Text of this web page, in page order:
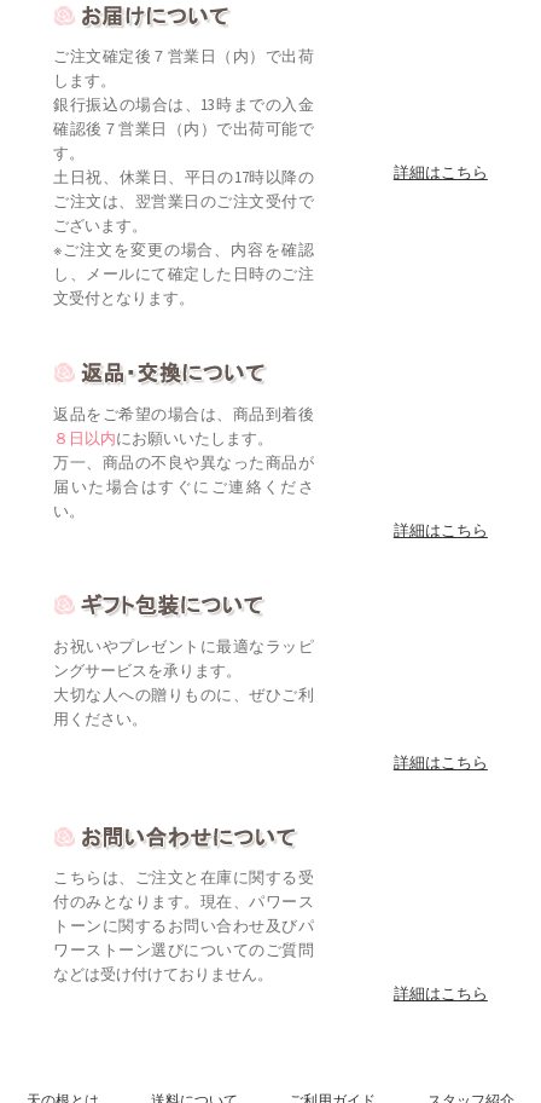
ご注文確定後７営業日（内）で出荷
します。
銀行振込の場合は、13時までの入金
確認後７営業日（内）で出荷可能で
す。
土日祝、休業日、平日の17時以降の
ご注文は、翌営業日のご注文受付で
ございます。
※ご注文を変更の場合、内容を確認
し、メールにて確定した日時のご注
文受付となります。
詳細はこちら
返品をご希望の場合は、商品到着後
８日以内にお願いいたします。
万一、商品の不良や異なった商品が
届いた場合はすぐにご連絡くださ
い。
詳細はこちら
お祝いやプレゼントに最適なラッピ
ングサービスを承ります。
大切な人への贈りものに、ぜひご利
用ください。
詳細はこちら
こちらは、ご注文と在庫に関する受
付のみとなります。現在、パワース
トーンに関するお問い合わせ及びパ
ワーストーン選びについてのご質問
などは受け付けておりません。
詳細はこちら